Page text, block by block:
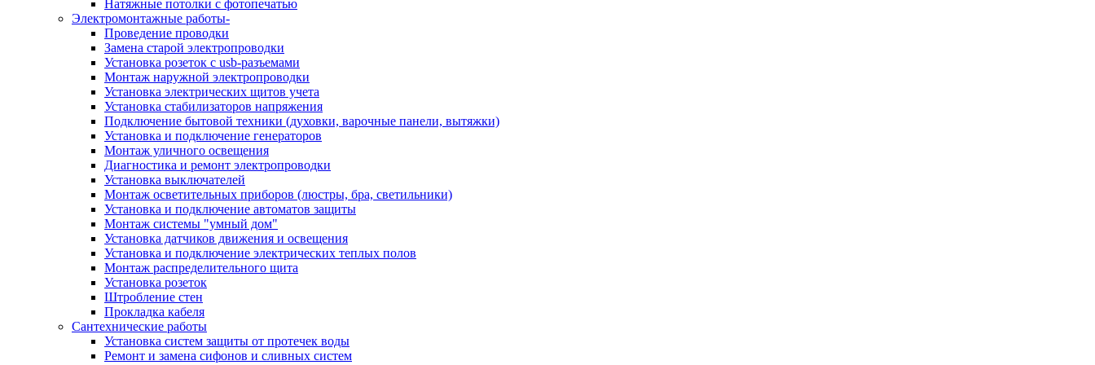
Натяжные потолки с фотопечатью
Электромонтажные работы-
Проведение проводки
Замена старой электропроводки
Установка розеток с usb-разъемами
Монтаж наружной электропроводки
Установка электрических щитов учета
Установка стабилизаторов напряжения
Подключение бытовой техники (духовки, варочные панели, вытяжки)
Установка и подключение генераторов
Монтаж уличного освещения
Диагностика и ремонт электропроводки
Установка выключателей
Монтаж осветительных приборов (люстры, бра, светильники)
Установка и подключение автоматов защиты
Монтаж системы "умный дом"
Установка датчиков движения и освещения
Установка и подключение электрических теплых полов
Монтаж распределительного щита
Установка розеток
Штробление стен
Прокладка кабеля
Сантехнические работы
Установка систем защиты от протечек воды
Ремонт и замена сифонов и сливных систем